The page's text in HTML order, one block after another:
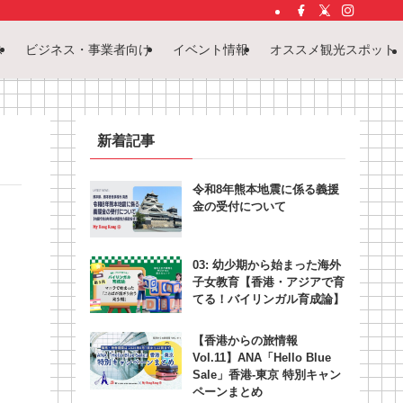
ビジネス・事業者向け イベント情報 オススメ観光スポット
新着記事
令和8年熊本地震に係る義援
金の受付について
03: 幼少期から始まった海外
子女教育【香港・アジアで育
てる！バイリンガル育成論】
【香港からの旅情報
Vol.11】ANA「Hello Blue
Sale」香港‐東京 特別キャン
ペーンまとめ